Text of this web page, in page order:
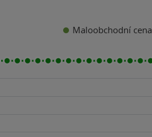
Maloobchodní cena